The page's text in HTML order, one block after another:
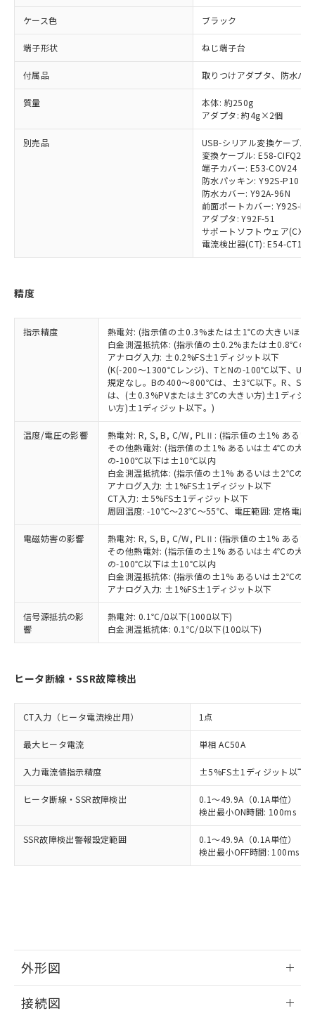
ケース色 ブラック
端子形状 ねじ端子台
付属品 取りつけアダプタ、防水パ
質量
本体: 約250g
アダプタ: 約4g×2個
別売品
USB-シリアル変換ケーブル:
変換ケーブル: E58-CIFQ2-E
端子カバー: E53-COV24
防水パッキン: Y92S-P10
防水カバー: Y92A-96N
前面ポートカバー: Y92S-P7
アダプタ: Y92F-51
サポートソフトウェア(CX-
電流検出器(CT): E54-CT1/
精度
指示精度
熱電対: (指示値の±0.3%または±1℃の大きいほう
白金測温抵抗体: (指示値の±0.2%または±0.8℃の
アナログ入力: ±0.2%FS±1ディジット以下
(K(-200～1300℃レンジ)、TとNの-100℃以下、U
規定なし。Bの400～800℃は、±3℃以下。R、S
は、(±0.3%PVまたは±3℃の大きい方)±1ディジ
い方)±1ディジット以下。)
温度/電圧の影響
熱電対: R, S, B, C/W, PLⅡ: (指示値の±1% ある
その他熱電対: (指示値の±1% あるいは±4℃の大き
の-100℃以下は±10℃以内
白金測温抵抗体: (指示値の±1% あるいは±2℃の大
アナログ入力: ±1%FS±1ディジット以下
CT入力: ±5%FS±1ディジット以下
周囲温度: -10℃～23℃～55℃、電圧範囲: 定格電圧
電磁妨害の影響
熱電対: R, S, B, C/W, PLⅡ: (指示値の±1% ある
その他熱電対: (指示値の±1% あるいは±4℃の大き
の-100℃以下は±10℃以内
白金測温抵抗体: (指示値の±1% あるいは±2℃の大
アナログ入力: ±1%FS±1ディジット以下
信号源抵抗の影
響
熱電対: 0.1℃/Ω以下(100Ω以下)
白金測温抵抗体: 0.1℃/Ω以下(10Ω以下)
ヒータ断線・SSR故障検出
CT入力（ヒータ電流検出用） 1点
最大ヒータ電流 単相 AC50A
入力電流値指示精度 ±5%FS±1ディジット以下
ヒータ断線・SSR故障検出
0.1～49.9A（0.1A単位）
検出最小ON時間: 100ms（
SSR故障検出警報設定範囲
0.1～49.9A（0.1A単位）
検出最小OFF時間: 100ms（
外形図
接続図
様のお取引先、またはお客様担当のオ
ムロン制御機器販売店・当社販売員に
オムロン制御機器販売店や当社販売拠
」をご確認
在庫状況および標準価格結果を当社の
事前の承諾なく第三者に漏洩または開
示しないようお願いします。
マイパーツ機能（部品リスト作成サー
ビス）をご利用いただくには、I-Web
メンバーズにご登録されている必要が
お客様が当ウェブサイト上で当社にご
登録された部品リストについて、当社
※当社の共同利用者とは、
"個人情報
の共同利用に関して"
の「1.共同利
用者の範囲」に記載されている法人を
指します。
類(PBB) 1000ppm以下、ポリ臭化ジフェニルエーテル類
(PBDE) 1000ppm以下、フタル酸ビス(2-エチルヘキシ
ル) (DEHP)(別名：DOP) 1000ppm以下、フタル酸ブチ
ルベンジル（BBP） 1000ppm以下、フタル酸ジブチル
（DBP） 1000ppm以下、フタル酸ジイソブチル
但し、RoHS指令で産業用監視および制御機器に対する
フタル酸エステル類の４物質については閾値を超える意
図的な使用がないことを確認しています。
部品在庫の切り替え状況などにより、予定
※3 非含有証明書ダウンロード
EU RoHS指令（10物質）の非含有証明書
51物質の非含有証明書（当社基準）
※本証明書は発行日時点で非含有を証明す
るもので、過去に遡って非含有を証明する
ものではありません。
また、RoHS指令のフタル酸エステル類４
物質の対応では、対応完了までの期間は出
荷製品に未対応品が混在することから備考
欄に対応日を記載しておりました。
既に当社にて対応品への在庫切替を完了
していることから、特段のことがない限
り、2022年1月12日より割愛しておりま
Cr(Ⅵ)(六価クロム) : 1000ppm、 PBBs(ポリ臭化ビフェ
ニル類) : 1000ppm、 PBDEs(ポリ臭化ジフェニルエーテ
イソブチル) : 1000ppm、 BBP(フタル酸ブチルベンジ
DEHP(フタル酸ビス(2-エチルヘキシル)) : 1000ppm
「ｅ」：有害物質（10物質）のすべてが基
準値以下であることを示します。
「10」：通常の使用状況下において有害物
質が外部に漏えいし、環境に深刻な影響を
「－」：未確認です。当社販売部門へお問
当社は規制貨物を破棄する場合は、完
全に破砕するなど、違法に輸出されな
いよう必要な手段を講じます。
当社は貴社製品を、核兵器、ミサイ
武器並びにこれらの製造装置等に一切
当社は、貴社製品を第三者に販売する
場合は、上記1、2および3の内容を当
該第三者に通知します。また当社は、
販売先および販売に係わる関係者が違
法に輸出するおそれがある場合は、取
一定数以上の在庫あり
一定数には満たないが在庫あり
在庫なし(最新の在庫状況につ
いては、お客様のお取引先、ま
たはお客様担当のオムロン制御
機器販売店・当社販売員にご確
受注生産機種、また在庫状況の
情報を公開していない機種